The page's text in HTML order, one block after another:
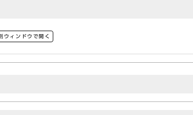
ウィンドウで開く